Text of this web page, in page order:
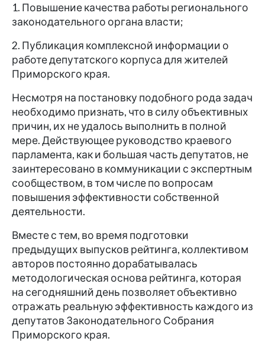
1. Повышение качества работы регионального
законодательного органа власти;
2. Публикация комплексной информации о
работе депутатского корпуса для жителей
Приморского края.
Несмотря на постановку подобного рода задач
необходимо признать, что в силу объективных
причин, их не удалось выполнить в полной
мере. Действующее руководство краевого
парламента, как и большая часть депутатов, не
заинтересовано в коммуникации с экспертным
сообществом, в том числе по вопросам
повышения эффективности собственной
деятельности.
Вместе с тем, во время подготовки
предыдущих выпусков рейтинга, коллективом
авторов постоянно дорабатывалась
методологическая основа рейтинга, которая
на сегодняшний день позволяет объективно
отражать реальную эффективность каждого из
депутатов Законодательного Собрания
Приморского края.